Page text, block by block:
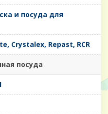
и посуда для
Crystalex, Repast, RCR
посуда